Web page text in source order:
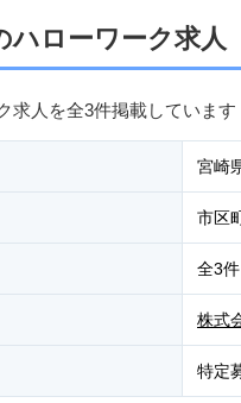
ハローワーク求人
求人を全3件掲載しています
宮崎
市区
全3件
株式
特定